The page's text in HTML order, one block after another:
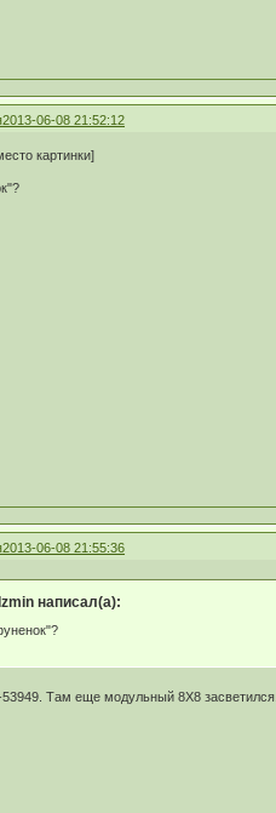
2013-06-08 21:52:12
картинки]
2013-06-08 21:55:36
написал(а):
Там еще модульный 8Х8 засветился.